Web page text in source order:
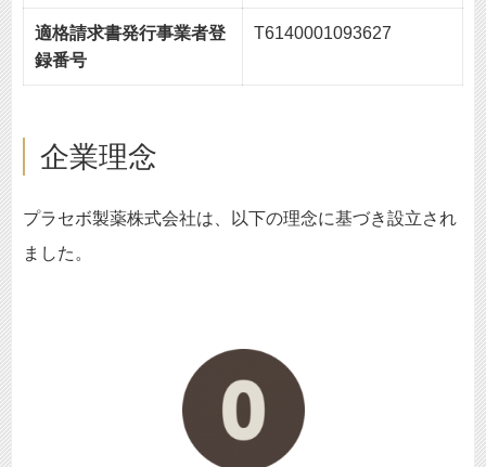
適格請求書発行事業者登
録番号
T6140001093627
企業理念
プラセボ製薬株式会社は、以下の理念に基づき設立され
ました。